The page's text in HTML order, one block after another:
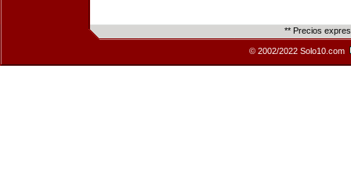
** Precios
© 2002/2022 Solo10.com